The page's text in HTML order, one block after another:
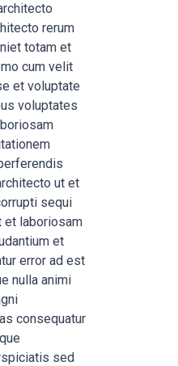
rerum
totam et
cum velit
et voluptate
voluptates
ut et
sequi
et laboriosam
et
error ad est
nulla animi
consequatur
sed